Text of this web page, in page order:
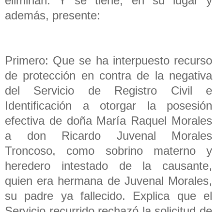
además, presente:
Primero: Que se ha interpuesto recurso
de protección en contra de la negativa
del Servicio de Registro Civil e
Identificación a otorgar la posesión
efectiva de doña María Raquel Morales
a don Ricardo Juvenal Morales
Troncoso, como sobrino materno y
heredero intestado de la causante,
quien era hermana de Juvenal Morales,
su padre ya fallecido. Explica que el